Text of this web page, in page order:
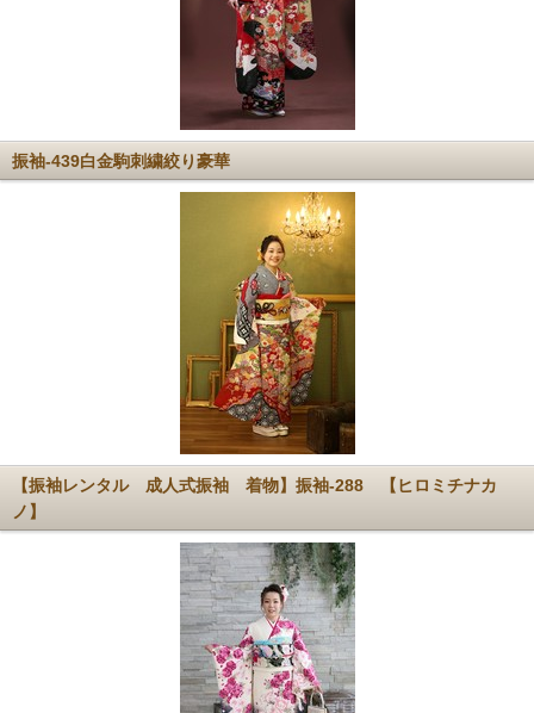
振袖-439白金駒刺繍絞り豪華
【振袖レンタル 成人式振袖 着物】振袖-288 【ヒロミチナカ
ノ】